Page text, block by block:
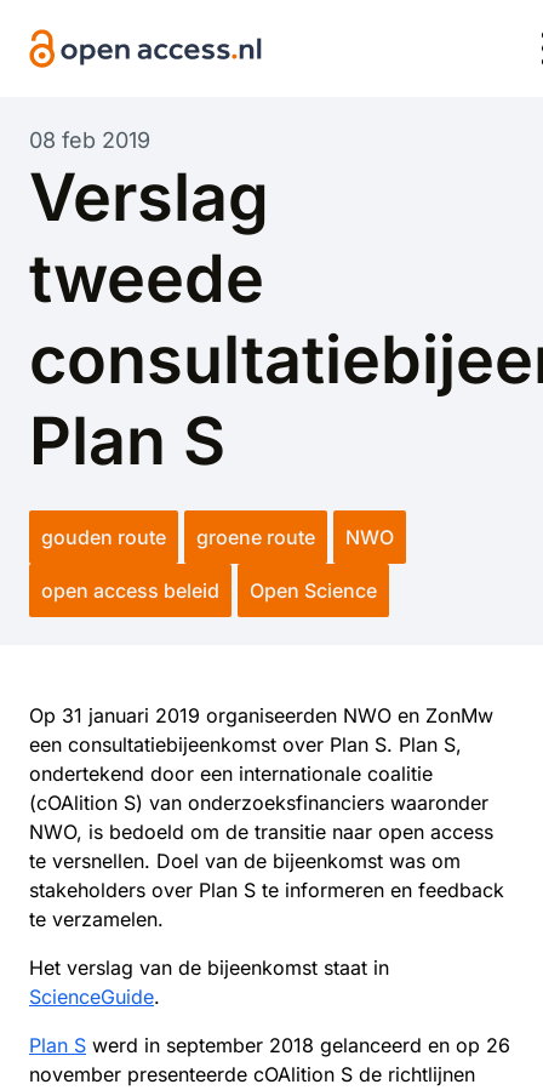
08 feb 2019
Verslag
tweede
Plan S
gouden route groene route NWO
open access beleid Open Science
Op 31 januari 2019 organiseerden NWO en ZonMw
een consultatiebijeenkomst over Plan S. Plan S,
ondertekend door een internationale coalitie
(cOAlition S) van onderzoeksfinanciers waaronder
NWO, is bedoeld om de transitie naar open access
te versnellen. Doel van de bijeenkomst was om
stakeholders over Plan S te informeren en feedback
te verzamelen.
Het verslag van de bijeenkomst staat in
ScienceGuide.
Plan S werd in september 2018 gelanceerd en op 26
november presenteerde cOAlition S de richtlijnen